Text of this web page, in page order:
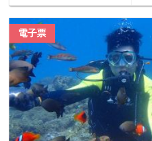
電子票